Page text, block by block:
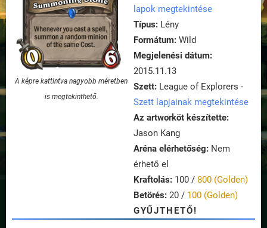
A képre kattintva nagyobb méretben
is megtekinthető.
lapok megtekintése
Típus: Lény
Formátum: Wild
Megjelenési dátum:
2015.11.13
Szett: League of Explorers -
Szett lapjainak megtekintése
Az artworköt készítette:
Jason Kang
Aréna elérhetőség: Nem
érhető el
Kraftolás: 100 / 800 (Golden)
Betörés: 20 / 100 (Golden)
GYŰJTHETŐ!